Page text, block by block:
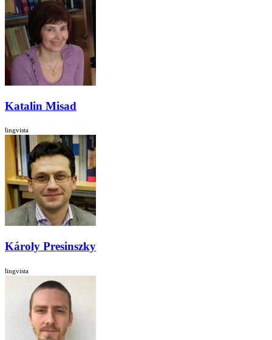
Katalin Misad
lingvista
Károly Presinszky
lingvista